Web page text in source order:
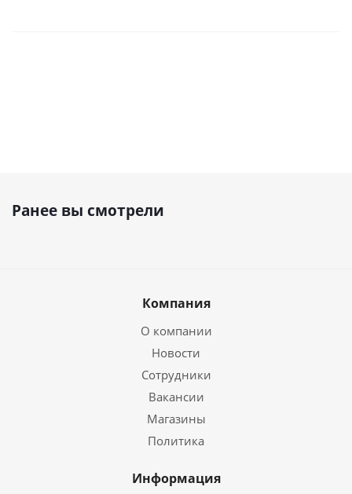
Ранее вы смотрели
Компания
О компании
Новости
Сотрудники
Вакансии
Магазины
Политика
Информация